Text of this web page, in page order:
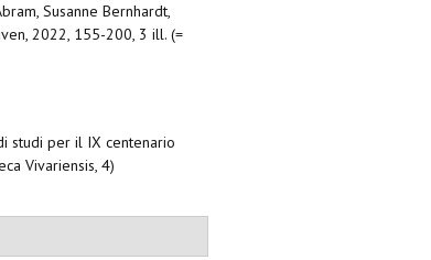
Susanne Bernhardt,
2022, 155-200, 3 ill. (=
studi per il IX centenario
Vivariensis, 4)